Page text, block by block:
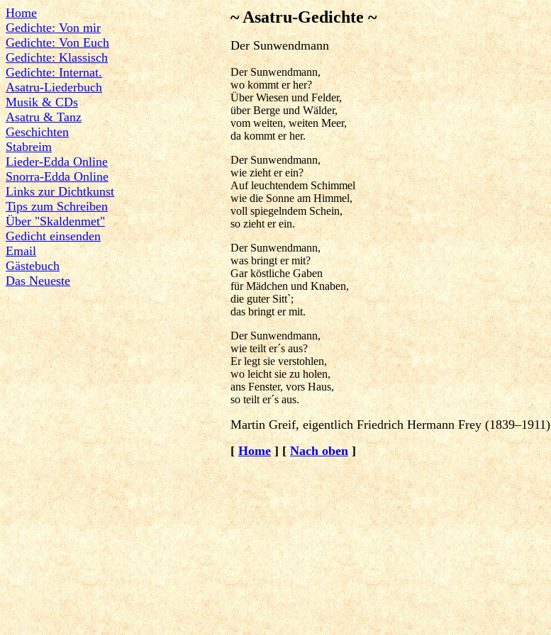
Home
Gedichte: Von mir
Gedichte: Von Euch
Gedichte: Klassisch
Gedichte: Internat.
Asatru-Liederbuch
Musik & CDs
Asatru & Tanz
Geschichten
Stabreim
Lieder-Edda Online
Snorra-Edda Online
Links zur Dichtkunst
Tips zum Schreiben
Über "Skaldenmet"
Gedicht einsenden
Email
Gästebuch
Das Neueste
~ Asatru-Gedichte ~
Der Sunwendmann
Der Sunwendmann,
wo kommt er her?
Über Wiesen und Felder,
über Berge und Wälder,
vom weiten, weiten Meer,
da kommt er her.
Der Sunwendmann,
wie zieht er ein?
Auf leuchtendem Schimmel
wie die Sonne am Himmel,
voll spiegelndem Schein,
so zieht er ein.
Der Sunwendmann,
was bringt er mit?
Gar köstliche Gaben
für Mädchen und Knaben,
die guter Sitt`;
das bringt er mit.
Der Sunwendmann,
wie teilt er´s aus?
Er legt sie verstohlen,
wo leicht sie zu holen,
ans Fenster, vors Haus,
so teilt er´s aus.
Martin Greif, eigentlich Friedrich Hermann Frey (1839–1911)
[Home] [Nach oben ]